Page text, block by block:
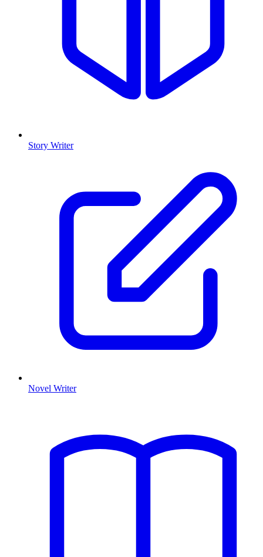
Story Writer
Novel Writer